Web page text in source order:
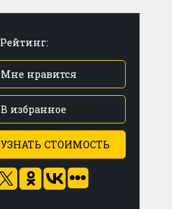
Рейтинг:
Мне нравится
В избранное
УЗНАТЬ СТОИМОСТЬ